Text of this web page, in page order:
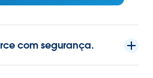
com segurança.